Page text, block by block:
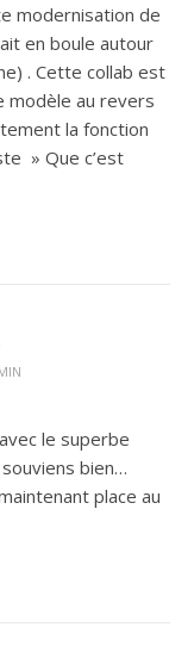
modernisation de
en boule autour
. Cette collab est
modèle au revers
la fonction
» Que c’est
le superbe
bien…
place au